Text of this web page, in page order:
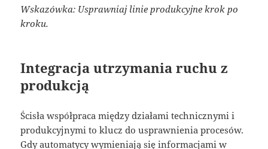
Wskazówka: Usprawniaj linie produkcyjne krok po
kroku.
Integracja utrzymania ruchu z
produkcją
Ścisła współpraca między działami technicznymi i
produkcyjnymi to klucz do usprawnienia procesów.
Gdy automatycy wymieniają się informacjami w